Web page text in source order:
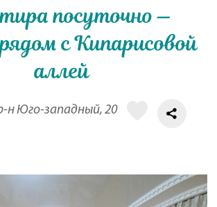
посуточно —
с Кипарисовой
аллей
н Юго-западный, 20